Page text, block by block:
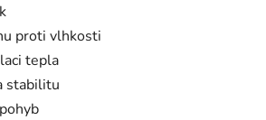
proti vlhkosti
tepla
stabilitu